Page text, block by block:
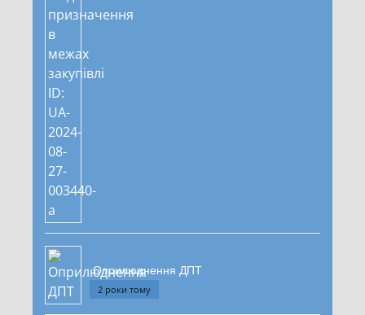
Оприлюднення ДПТ
2 роки тому